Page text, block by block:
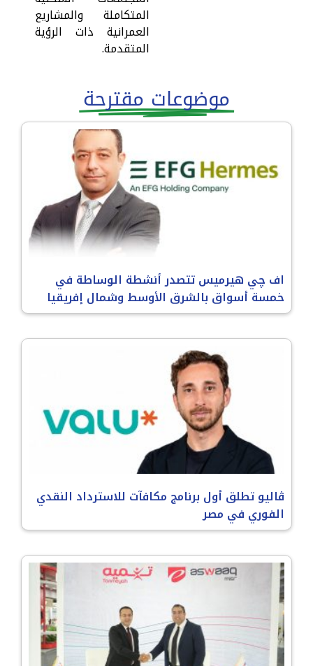
المتكاملة والمشاريع
العمرانية ذات الرؤية
المتقدمة.
موضوعات مقترحة
اف چي هيرميس تتصدر أنشطة الوساطة في
خمسة أسواق بالشرق الأوسط وشمال إفريقيا
ڤاليو تطلق أول برنامج مكافآت للاسترداد النقدي
الفوري في مصر